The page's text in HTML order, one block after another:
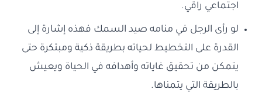
اجتماعي راقي.
لو رأى الرجل في منامه صيد السمك فهذه إشارة إلى
القدرة على التخطيط لحياته بطريقة ذكية ومبتكرة حتى
يتمكن من تحقيق غاياته وأهدافه في الحياة ويعيش
بالطريقة التي يتمناها.